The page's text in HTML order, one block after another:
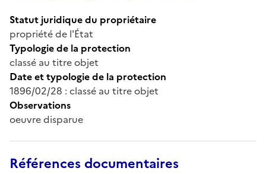
Statut juridique du propriétaire
propriété de l'État
Typologie de la protection
classé au titre objet
Date et typologie de la protection
1896/02/28 : classé au titre objet
Observations
oeuvre disparue
Références documentaires